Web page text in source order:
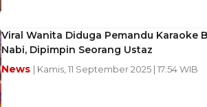
Viral Wanita Diduga Pemandu Karaoke
Nabi, Dipimpin Seorang Ustaz
News | Kamis, 11 September 2025 | 17:54 WIB